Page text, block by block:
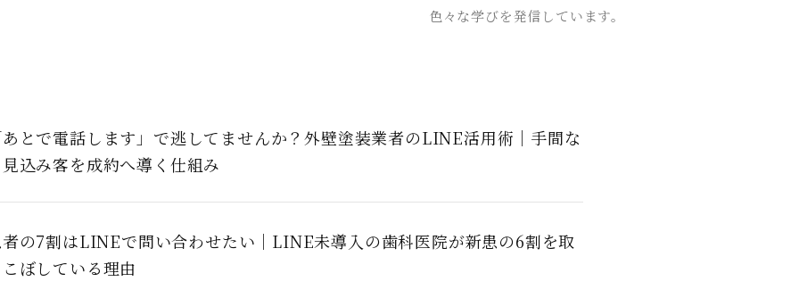
色々な学びを発信しています。
あとで電話します」で逃してませんか？外壁塗装業者のLINE活用術｜手間な
見込み客を成約へ導く仕組み
者の7割はLINEで問い合わせたい｜LINE未導入の歯科医院が新患の6割を取
こぼしている理由